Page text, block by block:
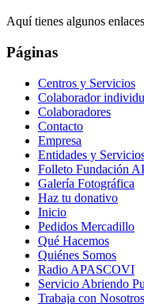
Aquí tienes algunos
Páginas
Centros y Servicios
Colaborador
Colaboradores
Contacto
Empresa
Entidades y
Folleto Fundación
Galería Fotográfica
Haz tu donativo
Inicio
Pedidos Mercadillo
Qué Hacemos
Quiénes Somos
Radio APASCOVI
Servicio Abriendo
Trabaja con Nosotros